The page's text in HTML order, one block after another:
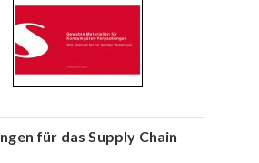
für das Supply Chain